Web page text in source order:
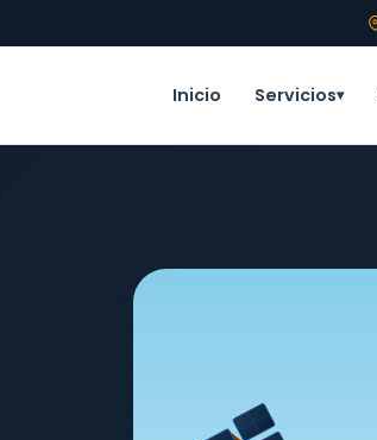
Inicio Servicios▾